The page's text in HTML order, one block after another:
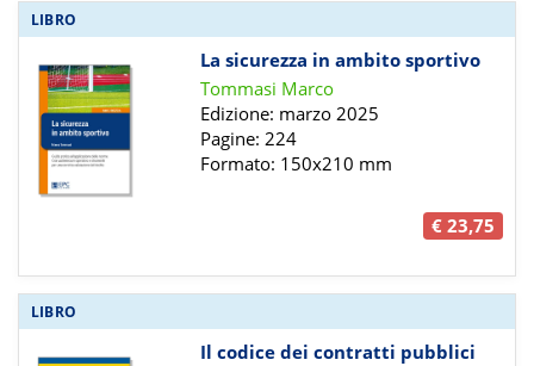
LIBRO
La sicurezza in ambito sportivo
Tommasi Marco
Edizione: marzo 2025
Pagine: 224
Formato: 150x210 mm
€ 23,75
LIBRO
Il codice dei contratti pubblici